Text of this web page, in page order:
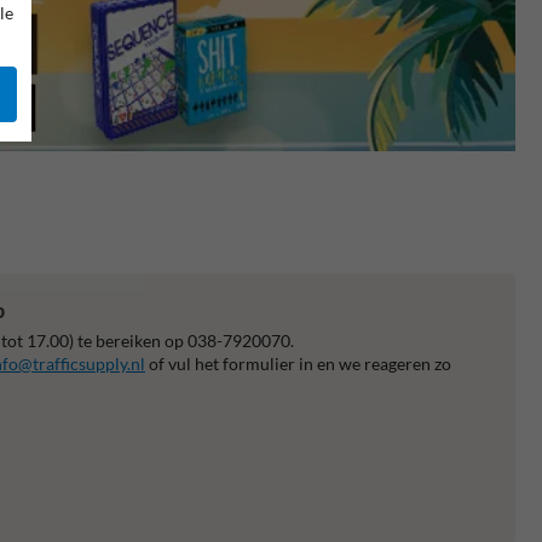
17.00) te bereiken op 038-7920070.
of vul het formulier in en we reageren zo